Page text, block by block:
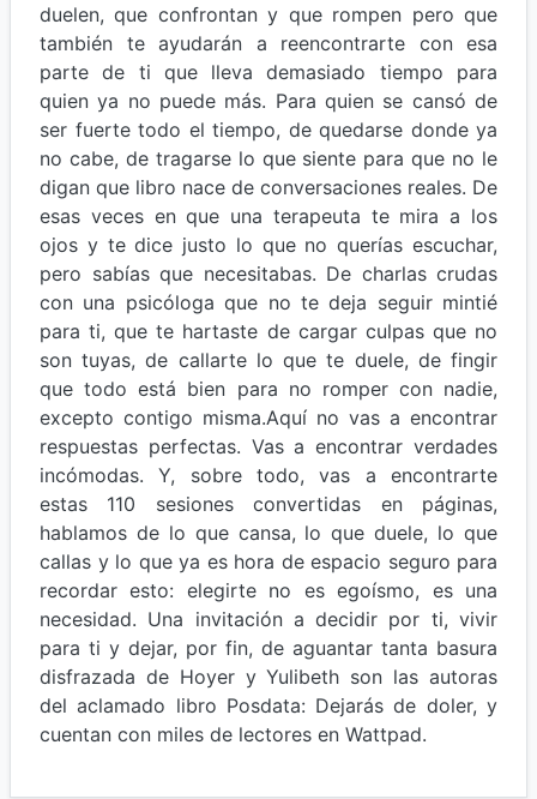
duelen, que confrontan y que rompen pero que
también te ayudarán a reencontrarte con esa
parte de ti que lleva demasiado tiempo para
quien ya no puede más. Para quien se cansó de
ser fuerte todo el tiempo, de quedarse donde ya
no cabe, de tragarse lo que siente para que no le
digan que libro nace de conversaciones reales. De
esas veces en que una terapeuta te mira a los
ojos y te dice justo lo que no querías escuchar,
pero sabías que necesitabas. De charlas crudas
con una psicóloga que no te deja seguir mintié
para ti, que te hartaste de cargar culpas que no
son tuyas, de callarte lo que te duele, de fingir
que todo está bien para no romper con nadie,
excepto contigo misma.Aquí no vas a encontrar
respuestas perfectas. Vas a encontrar verdades
incómodas. Y, sobre todo, vas a encontrarte
estas 110 sesiones convertidas en páginas,
hablamos de lo que cansa, lo que duele, lo que
callas y lo que ya es hora de espacio seguro para
recordar esto: elegirte no es egoísmo, es una
necesidad. Una invitación a decidir por ti, vivir
para ti y dejar, por fin, de aguantar tanta basura
disfrazada de Hoyer y Yulibeth son las autoras
del aclamado libro Posdata: Dejarás de doler, y
cuentan con miles de lectores en Wattpad.